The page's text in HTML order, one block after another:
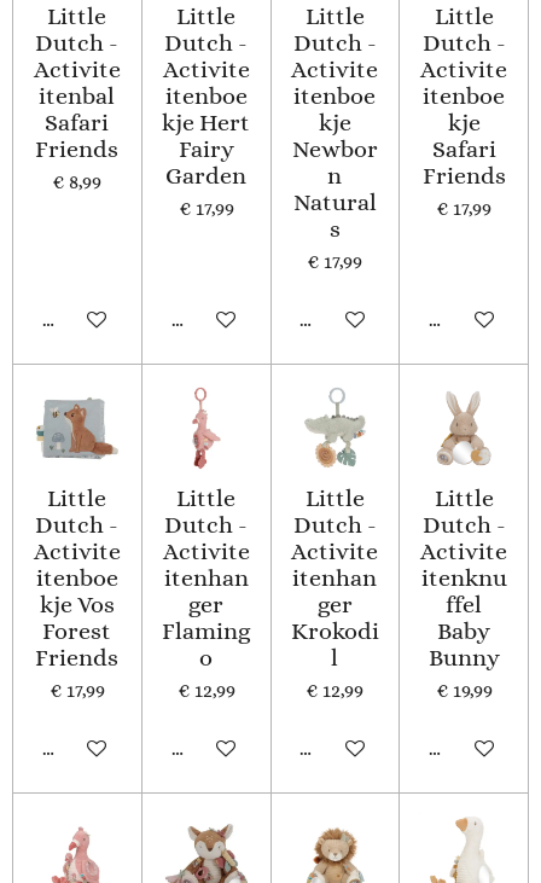
Little
Dutch -
Activite
itenbal
Safari
Friends
€ 8,99
In winkelwagen
Little
Dutch -
Activite
itenboe
kje Hert
Fairy
Garden
€ 17,99
In winkelwagen
Little
Dutch -
Activite
itenboe
kje
Newbor
n
Natural
s
€ 17,99
In winkelwagen
Little
Dutch -
Activite
itenboe
kje
Safari
Friends
€ 17,99
Houd mij op
Little
Dutch -
Activite
itenboe
kje Vos
Forest
Friends
€ 17,99
In winkelwagen
Little
Dutch -
Activite
itenhan
ger
Flaming
o
€ 12,99
In winkelwagen
Little
Dutch -
Activite
itenhan
ger
Krokodi
l
€ 12,99
In winkelwagen
Little
Dutch -
Activite
itenknu
ffel
Baby
Bunny
€ 19,99
In